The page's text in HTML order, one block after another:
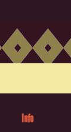
Info